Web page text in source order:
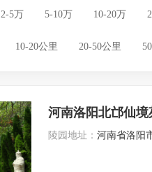
2-5万 5-10万 10-20万
10-20公里 20-50公里
河南洛阳北邙仙境
陵园地址： 河南省洛阳